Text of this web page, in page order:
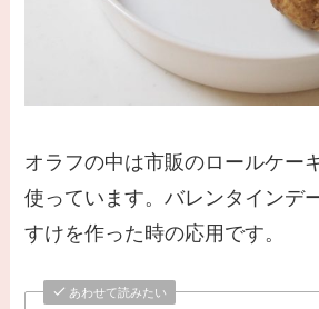
オラフの中は市販のロールケー
使っています。バレンタインデ
すけを作った時の応用です。
あわせて読みたい